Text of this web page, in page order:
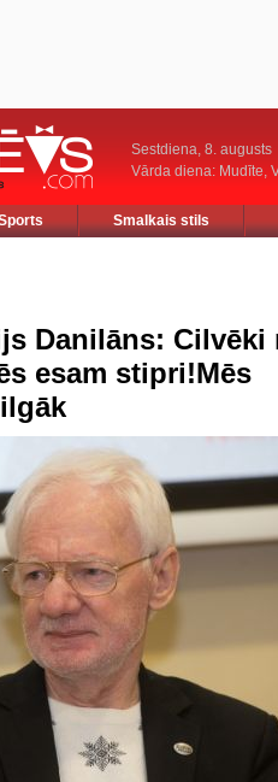
Sestdiena, 8. augusts
Vārda diena: Mudīte,
Smalkais stils
Danilāns: Cilvēki
esam stipri!Mēs